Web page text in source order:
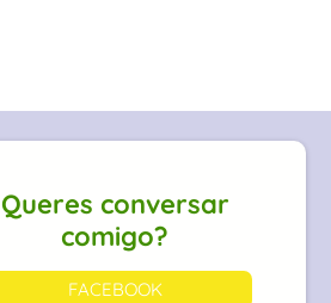
Queres conversar
comigo?
FACEBOOK